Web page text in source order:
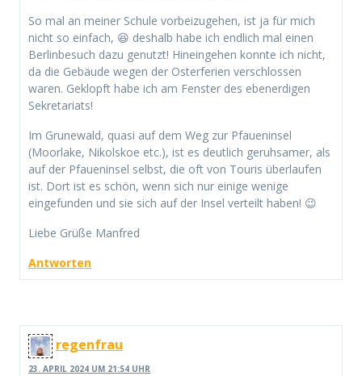
So mal an meiner Schule vorbeizugehen, ist ja für mich
nicht so einfach, 😆 deshalb habe ich endlich mal einen
Berlinbesuch dazu genutzt! Hineingehen konnte ich nicht,
da die Gebäude wegen der Osterferien verschlossen
waren. Geklopft habe ich am Fenster des ebenerdigen
Sekretariats!
Im Grunewald, quasi auf dem Weg zur Pfaueninsel
(Moorlake, Nikolskoe etc.), ist es deutlich geruhsamer, als
auf der Pfaueninsel selbst, die oft von Touris überlaufen
ist. Dort ist es schön, wenn sich nur einige wenige
eingefunden und sie sich auf der Insel verteilt haben! 😉
Liebe Grüße Manfred
Antworten
regenfrau
23. APRIL 2024 UM 21:54 UHR